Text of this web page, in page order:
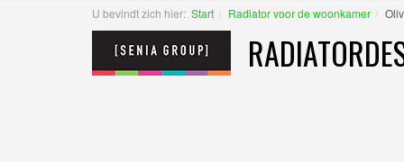
U bevindt zich hier: Start Radiator voor de woonkamer